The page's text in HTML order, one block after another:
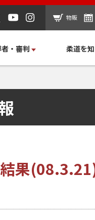
物販
・審判 柔道を
果